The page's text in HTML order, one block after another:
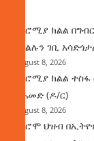
በኦሮሚያ ክልል
የክልሉን ገቢ
August 8, 2026
በኦሮሚያ ክልል
አሕመድ (ዶ/ር)
August 8, 2026
የኦሮሞ ህዝብ